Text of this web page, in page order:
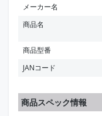
メーカー名
商品名
商品型番
JANコード
商品スペック情報